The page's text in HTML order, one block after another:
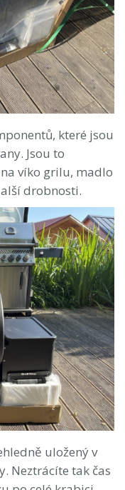
které jsou
Jsou to
víko grilu, madlo
drobnosti.
uložený v
Neztrácíte tak čas